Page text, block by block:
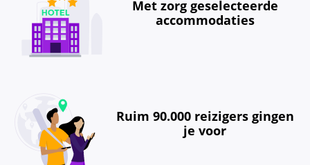
Met zorg geselecteerde
accommodaties
Ruim 90.000 reizigers gingen
je voor